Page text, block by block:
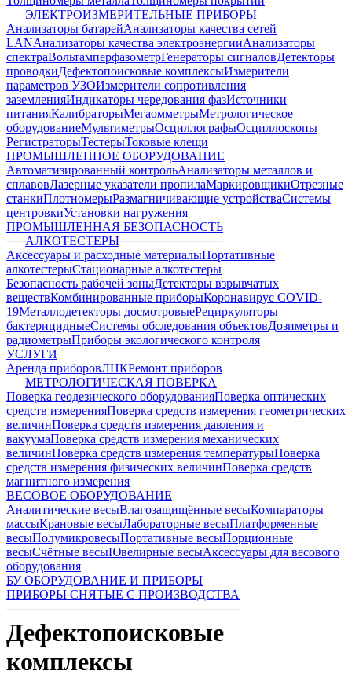
ЭЛЕКТРОИЗМЕРИТЕЛЬНЫЕ ПРИБОРЫ
Анализаторы батарейАнализаторы качества сетей
LANАнализаторы качества электроэнергииАнализаторы
спектраВольтамперфазометрГенераторы сигналовДетекторы
проводкиДефектопоисковые комплексыИзмерители
параметров УЗОИзмерители сопротивления
заземленияИндикаторы чередования фазИсточники
питанияКалибраторыМегаомметрыМетрологическое
оборудованиеМультиметрыОсциллографыОсциллоскопы
РегистраторыТестерыТоковые клещи
ПРОМЫШЛЕННОЕ ОБОРУДОВАНИЕ
Автоматизированный контрольАнализаторы металлов и
сплавовЛазерные указатели пропилаМаркировщикиОтрезные
станкиПлотномерыРазмагничивающие устройстваСистемы
центровкиУстановки нагружения
ПРОМЫШЛЕННАЯ БЕЗОПАСНОСТЬ
АЛКОТЕСТЕРЫ
Аксессуары и расходные материалыПортативные
алкотестерыСтационарные алкотестеры
Безопасность рабочей зоныДетекторы взрывчатых
веществКомбинированные приборыКоронавирус COVID-
19Металлодетекторы досмотровыеРециркуляторы
бактерицидныеСистемы обследования объектовДозиметры и
радиометрыПриборы экологического контроля
УСЛУГИ
Аренда приборовЛНКРемонт приборов
МЕТРОЛОГИЧЕСКАЯ ПОВЕРКА
Поверка геодезического оборудованияПоверка оптических
средств измеренияПоверка средств измерения геометрических
величинПоверка средств измерения давления и
вакуумаПоверка средств измерения механических
величинПоверка средств измерения температурыПоверка
средств измерения физических величинПоверка средств
магнитного измерения
ВЕСОВОЕ ОБОРУДОВАНИЕ
Аналитические весыВлагозащищённые весыКомпараторы
массыКрановые весыЛабораторные весыПлатформенные
весыПолумикровесыПортативные весыПорционные
весыСчётные весыЮвелирные весыАксессуары для весового
оборудования
БУ ОБОРУДОВАНИЕ И ПРИБОРЫ
ПРИБОРЫ СНЯТЫЕ С ПРОИЗВОДСТВА
Дефектопоисковые
комплексы